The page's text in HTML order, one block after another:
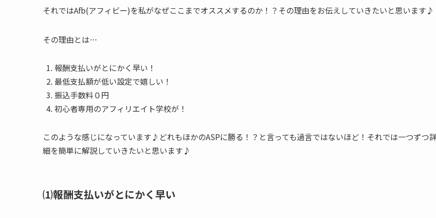
それではAfb(アフィビー)を私がなぜここまでオススメするのか！？その理由をお伝えしていきたいと思います♪
その理由とは…
報酬支払いがとにかく早い！
最低支払額が低い設定で嬉しい！
振込手数料０円
初心者専用のアフィリエイト学校が！
このような感じになっています♪どれもほかのASPに勝る！？と言っても過言ではないほど！それでは一つずつ
細を簡単に解説していきたいと思います♪
⑴報酬支払いがとにかく早い